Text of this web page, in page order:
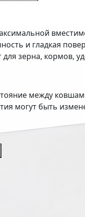
и гладкая
зерна, кормов,
между
могут быть